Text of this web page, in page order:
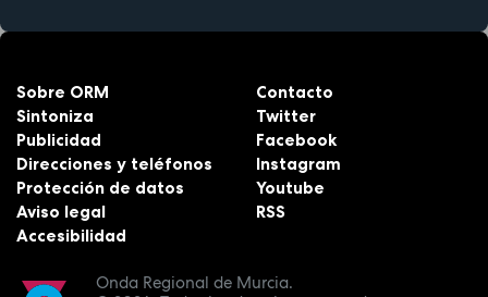
Onda Regional de Murcia.
Sobre ORM
Sintoniza
Publicidad
Direcciones y teléfonos
Protección de datos
Aviso legal
Accesibilidad
Contacto
Twitter
Facebook
Instagram
Youtube
RSS